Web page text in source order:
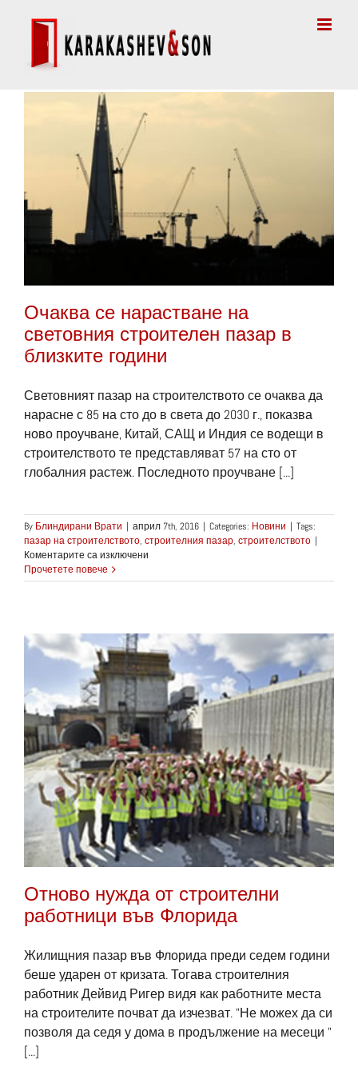
Очаква се нарастване на
световния строителен пазар в
близките години
Световният пазар на строителството се очаква да
нарасне с 85 на сто до в света до 2030 г., показва
ново проучване, Китай, САЩ и Индия се водещи в
строителството те представляват 57 на сто от
глобалния растеж. Последното проучване [...]
By Блиндирани Врати | април 7th, 2016 | Categories: Новини | Tags:
пазар на строителството, строителния пазар, строителството |
Коментарите са изключени
се
строителен
пазар
близките
години
Прочетете повече
Отново нужда от строителни
работници във Флорида
Жилищния пазар във Флорида преди седем години
беше ударен от кризата. Тогава строителния
работник Дейвид Ригер видя как работните места
на строителите почват да изчезват. "Не можех да си
позволя да седя у дома в продължение на месеци "
[...]